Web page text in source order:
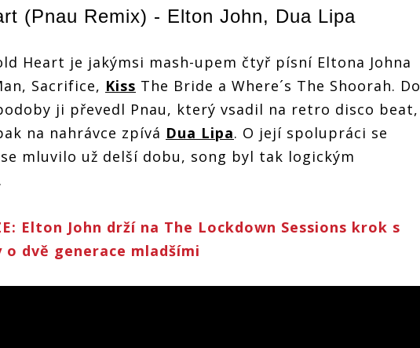
i
Billie Eilish i
Adele, o
Coldplay
Adele, o
Coldplay
Adele, o
videoklip Iron
Coldplay
(Pnau Remix) - Elton John, Dua Lipa
Heart je jakýmsi mash-upem čtyř písní Eltona Johna
Sacrifice, Kiss The Bride a Where´s The Shoorah. Do
ji převedl Pnau, který vsadil na retro disco beat,
na nahrávce zpívá Dua Lipa. O její spolupráci se
mluvilo už delší dobu, song byl tak logickým
Elton John drží na The Lockdown Sessions krok s
o dvě generace mladšími